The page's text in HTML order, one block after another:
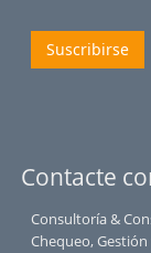
Suscribirse
Contacte
Consultoría &
Chequeo, Gestión